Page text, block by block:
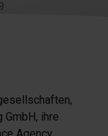
ihre